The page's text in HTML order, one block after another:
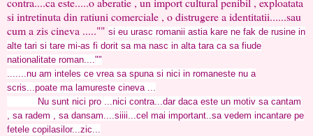
si intretinuta din ratiuni comerciale , o distrugere a identitatii......sau
cum a zis cineva ....."" si eu urasc romanii astia kare ne fak de rusine in
alte tari si tare mi-as fi dorit sa ma nasc in alta tara ca sa fiude
nationalitate roman....""
.......nu am inteles ce vrea sa spuna si nici in romaneste nu a
scris...poate ma lamureste cineva ...
Nu sunt nici pro ...nici contra...dar daca este un motiv sa cantam
, sa radem , sa dansam....siiii...cel mai important..sa vedem incantare pe
fetele copilasilor...zic...